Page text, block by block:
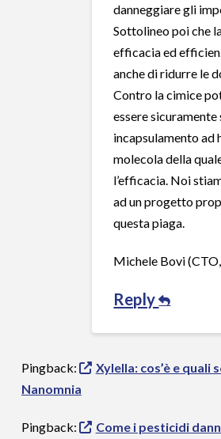
danneggiare gli
Sottolineo poi che
efficacia ed
anche di ridurre le
Contro la cimice
essere
incapsulamento ad
molecola della
l’efficacia. Noi
ad un progetto
questa piaga.
Michele Bovi
Reply
Pingback:
Xylella: cos’è e quali
Nanomnia
Pingback:
Come i pesticidi